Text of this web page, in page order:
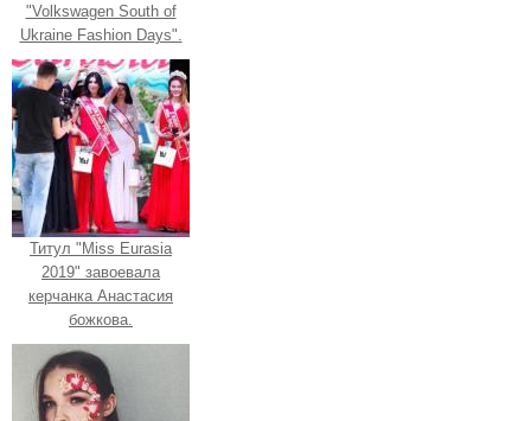
"Volkswagen South of
Ukraine Fashion Days".
Титул "Miss Eurasia
2019" завоевала
керчанка Анастасия
божкова.